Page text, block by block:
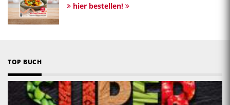
hier bestellen!
TOP BUCH